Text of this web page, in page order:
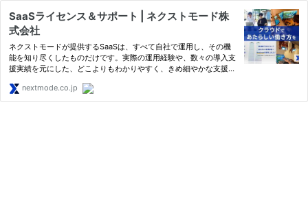
SaaSライセンス＆サポート | ネクストモード株
式会社
ネクストモードが提供するSaaSは、すべて自社で運用し、その機
能を知り尽くしたものだけです。実際の運用経験や、数々の導入支
援実績を元にした、どこよりもわかりやすく、きめ細やかな支援を
nextmode.co.jp